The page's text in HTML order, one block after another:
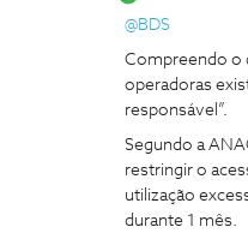
@BDS
Compreendo o
operadoras
responsável”.
Segundo a
restringir o
utilização
durante 1 mês.